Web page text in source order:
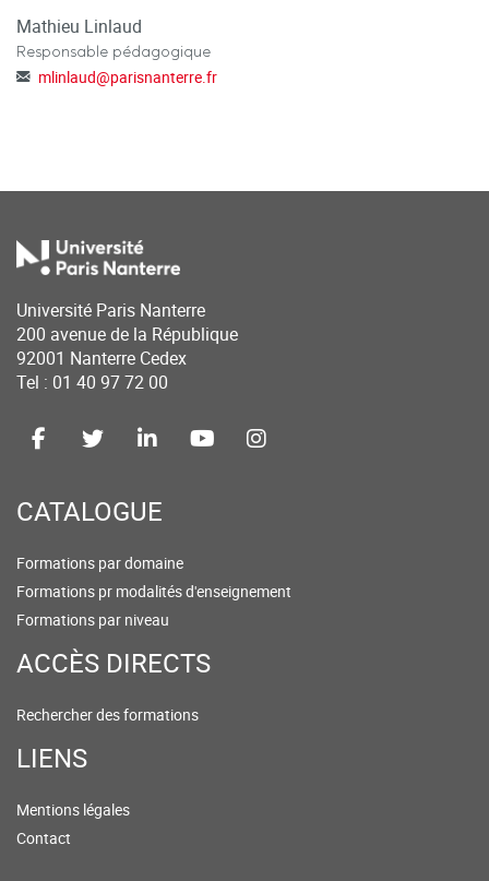
Mathieu Linlaud
Responsable pédagogique
mlinlaud@parisnanterre.fr
Université Paris Nanterre
200 avenue de la République
92001 Nanterre Cedex
Tel : 01 40 97 72 00
CATALOGUE
Formations par domaine
Formations pr modalités d'enseignement
Formations par niveau
ACCÈS DIRECTS
Rechercher des formations
LIENS
Mentions légales
Contact